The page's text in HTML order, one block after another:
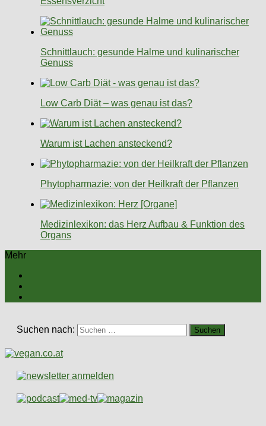
Schnittlauch: gesunde Halme und kulinarischer
Genuss
Low Carb Diät – was genau ist das?
Warum ist Lachen ansteckend?
Phytopharmazie: von der Heilkraft der Pflanzen
Medizinlexikon: das Herz Aufbau & Funktion des
Organs
Mehr
Suchen nach: